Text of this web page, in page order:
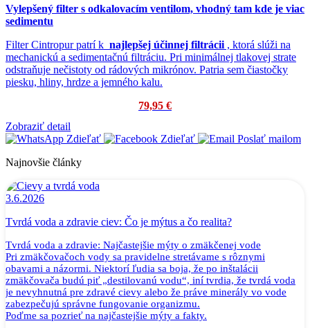
Vylepšený filter s odkalovacím ventilom, vhodný tam kde je viac
sedimentu
Filter Cintropur patrí k najlepšej účinnej filtrácii , ktorá slúži na
mechanickú a sedimentačnú filtráciu. Pri minimálnej tlakovej strate
odstraňuje nečistoty od rádových mikrónov. Patria sem čiastočky
piesku, hliny, hrdze a jemného kalu.
79,95 €
Zobraziť detail
Zdieľať
Zdieľať
Poslať mailom
Najnovšie články
3.6.2026
Tvrdá voda a zdravie ciev: Čo je mýtus a čo realita?
Tvrdá voda a zdravie: Najčastejšie mýty o zmäkčenej vode
Pri zmäkčovačoch vody sa pravidelne stretávame s rôznymi
obavami a názormi. Niektorí ľudia sa boja, že po inštalácii
zmäkčovača budú piť „destilovanú vodu“, iní tvrdia, že tvrdá voda
je nevyhnutná pre zdravé cievy alebo že práve minerály vo vode
zabezpečujú správne fungovanie organizmu.
Poďme sa pozrieť na najčastejšie mýty a fakty.